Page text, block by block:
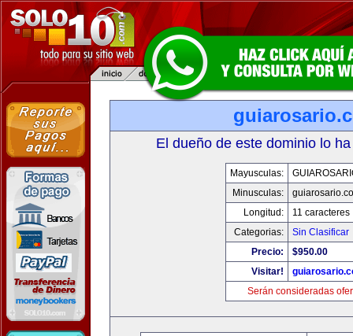
El dueño de este dominio lo
Mayusculas:
Minusculas:
Longitud:
11 caracteres
Categorias:
Sin Clasificar
Precio:
$950.00
Visitar!
Serán consideradas